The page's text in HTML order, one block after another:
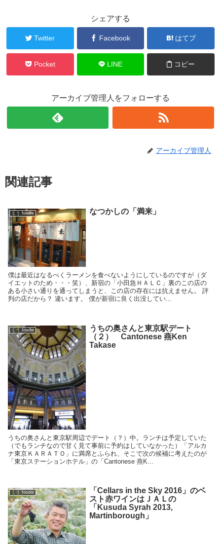
シェアする
Twitter Facebook はてブ
Pocket LINE コピー
アーカイブ管理人をフォローする
アーカイブ管理人
関連記事
くう foodie なつかしの「満来」
僕は最近はなるべくラーメンを食べないようにしているのですが（ダ
イエットのため・・・笑）、新宿の「小田急ＨＡＬＣ」裏のこの店の
ある小さい通りを通ってしまうと、この店の存在には抗えません。 評
判の店だから？ 違います。 僕が新宿に良く出没してい...
くう foodie
うちの奥さんと東京駅デート
（２） Cantonese 燕Ken
Takase
うちの奥さんと東京駅周辺でデート（？）中。ランチは予定していた
（でもランチなので甘く見て事前に予約はしていなかった）「アルカ
ナ東京ＫＡＲＡＴＯ」に満席とふられ、そこで次の候補に考えたのが
「東京ステーションホテル」の「Cantonese 燕K...
くう foodie
「Cellars in the Sky 2016」のベ
スト赤ワインはＪＡＬの
「Kusuda Syrah 2013,
Martinborough」